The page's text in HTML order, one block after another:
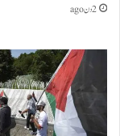
2 دن ago